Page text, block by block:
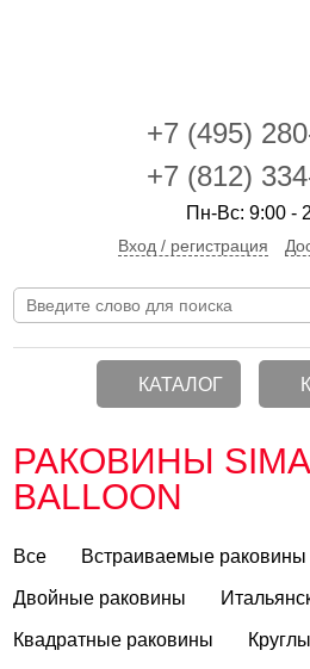
+7 (495)
+7 (812)
Пн-Вс: 9:00 -
Вход / регистрация
КАТАЛОГ
РАКОВИНЫ
BALLOON
Все Встраиваемые раковины
Двойные раковины
Квадратные раковины